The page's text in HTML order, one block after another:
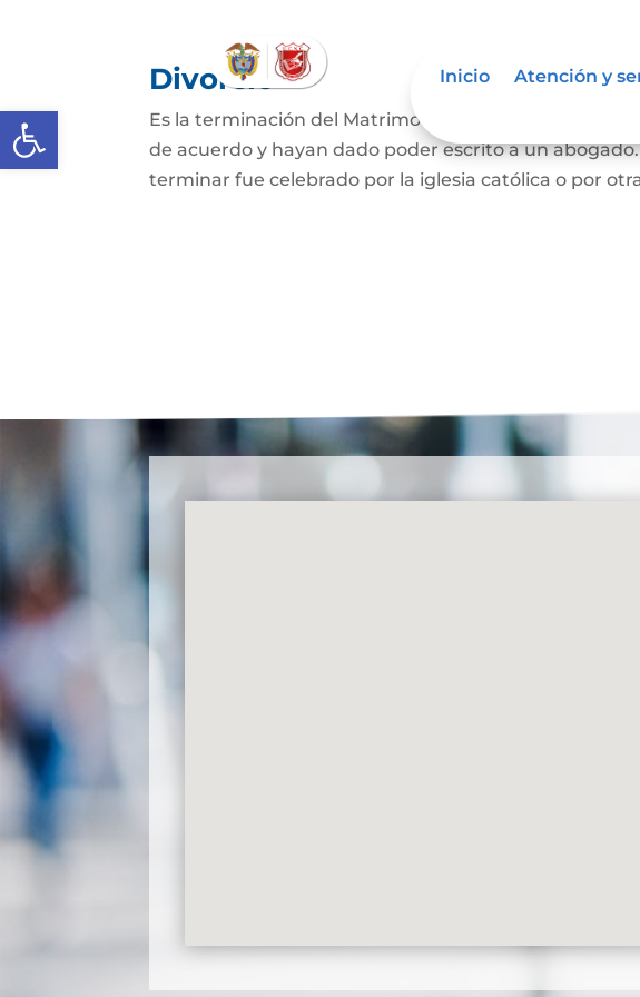
Abrir barra de herramientas
Inicio Atención y
Divorcio
Es la terminación del Matrimonio Civil y se puede
de acuerdo y hayan dado poder escrito a un
terminar fue celebrado por la iglesia católica o por